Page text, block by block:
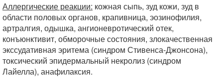
Аллергические реакции: кожная сыпь, зуд кожи, зуд в
области половых органов, крапивница, эозинофилия,
артралгия, одышка, ангионевротический отек,
конъюнктивит, обморочные состояния, злокачественная
экссудативная эритема (синдром Стивенса-Джонсона),
токсический эпидермальный некролиз (синдром
Лайелла), анафилаксия.